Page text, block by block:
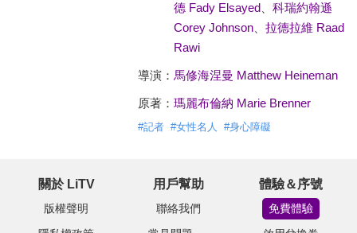
德 Fady Elsayed、 科瑞約翰遜
Corey Johnson、 拉德拉維 Raad
Rawi
導演： 馬修海涅曼 Matthew Heineman
原著： 瑪麗布倫納 Marie Brenner
#記者 #女性名人 #身心障礙
關於 LiTV
版權聲明
用戶幫助
聯絡我們
體驗＆序號
免費體驗